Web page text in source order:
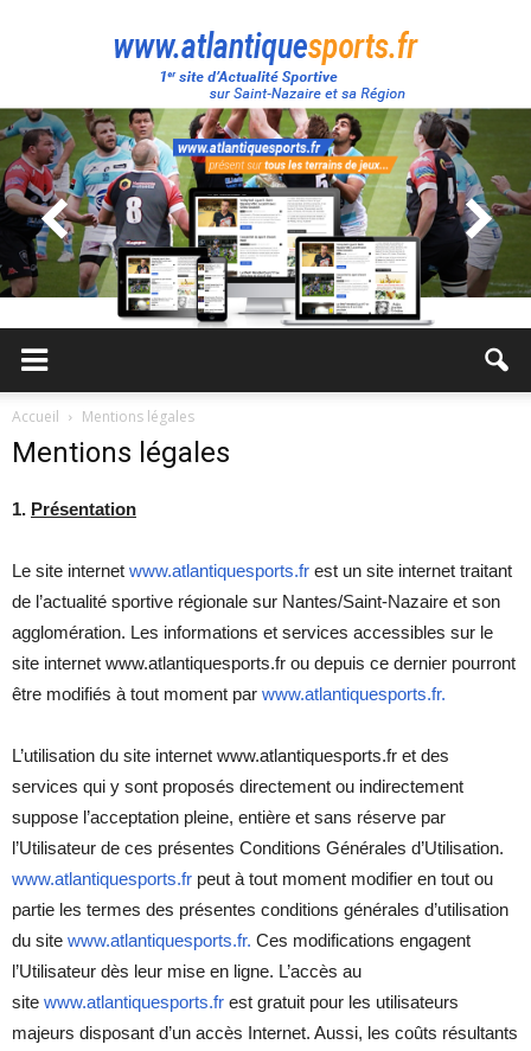
Atlantique
Sport
Accueil Mentions légales
Mentions légales
1. Présentation
Le site internet www.atlantiquesports.fr est un site internet traitant
de l’actualité sportive régionale sur Nantes/Saint-Nazaire et son
agglomération. Les informations et services accessibles sur le
site internet www.atlantiquesports.fr ou depuis ce dernier pourront
être modifiés à tout moment par www.atlantiquesports.fr.
L’utilisation du site internet www.atlantiquesports.fr et des
services qui y sont proposés directement ou indirectement
suppose l’acceptation pleine, entière et sans réserve par
l’Utilisateur de ces présentes Conditions Générales d’Utilisation.
www.atlantiquesports.fr peut à tout moment modifier en tout ou
partie les termes des présentes conditions générales d’utilisation
du site www.atlantiquesports.fr. Ces modifications engagent
l’Utilisateur dès leur mise en ligne. L’accès au
site www.atlantiquesports.fr est gratuit pour les utilisateurs
majeurs disposant d’un accès Internet. Aussi, les coûts résultants